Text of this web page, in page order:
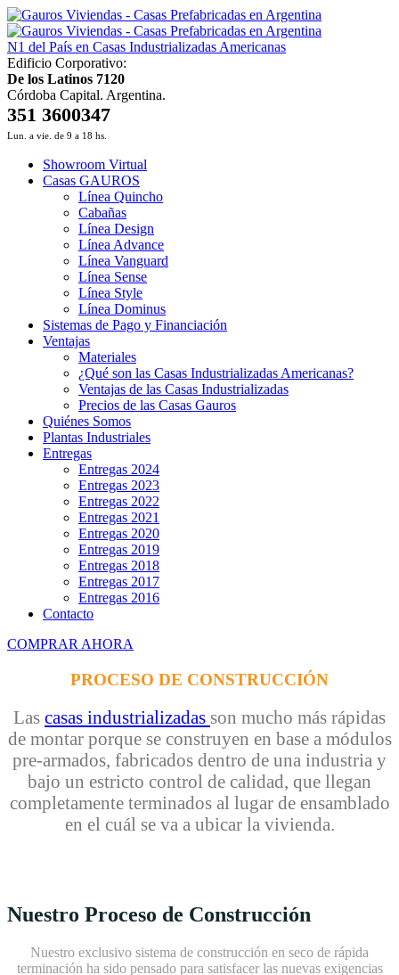
N1 del País en Casas Industrializadas Americanas
Edificio Corporativo:
De los Latinos 7120
Córdoba Capital. Argentina.
351 3600347
Lun. a vie. de 9 a 18 hs.
Showroom Virtual
Casas GAUROS
Línea Quincho
Cabañas
Línea Design
Línea Advance
Línea Vanguard
Línea Sense
Línea Style
Línea Dominus
Sistemas de Pago y Financiación
Ventajas
Materiales
¿Qué son las Casas Industrializadas Americanas?
Ventajas de las Casas Industrializadas
Precios de las Casas Gauros
Quiénes Somos
Plantas Industriales
Entregas
Entregas 2024
Entregas 2023
Entregas 2022
Entregas 2021
Entregas 2020
Entregas 2019
Entregas 2018
Entregas 2017
Entregas 2016
Contacto
COMPRAR AHORA
PROCESO DE CONSTRUCCIÓN
Las casas industrializadas son mucho más rápidas
de montar porque se construyen en base a módulos
pre-armados, fabricados dentro de una industria y
bajo un estricto control de calidad, que llegan
completamente terminados al lugar de ensamblado
en el cuál se va a ubicar la vivienda.
Nuestro Proceso de Construcción
Nuestro exclusivo sistema de construcción en seco de rápida
terminación ha sido pensado para satisfacer las nuevas exigencias